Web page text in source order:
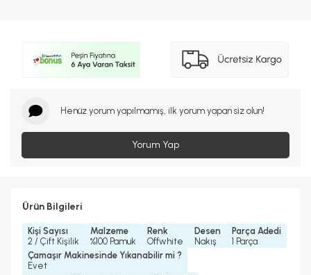
Henüz yorum yapılmamış, ilk yorum yapan siz olun!
Yorum Yap
Ürün Bilgileri
Kişi Sayısı
2 / Çift Kişilik
Malzeme
%100 Pamuk
Renk
Offwhite
Desen
Nakış
Parça Adedi
1 Parça
Çamaşır Makinesinde Yıkanabilir mi ?
Evet